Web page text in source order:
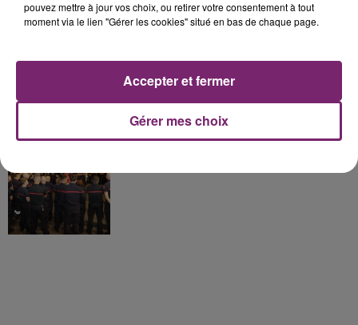
éclipse solaire du 12 Août 2026
158 pompiers de la région sont
pouvez mettre à jour vos choix, ou retirer votre consentement à tout
moment via le lien "Gérer les cookies" situé en bas de chaque page.
Gérer mes choix
Accepter et fermer